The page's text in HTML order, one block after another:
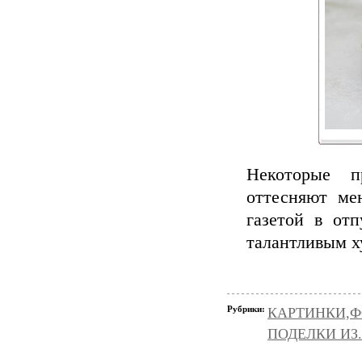
Некоторые
оттесняют
газетой в
талантливым
Рубрики:
ПОДЕЛКИ